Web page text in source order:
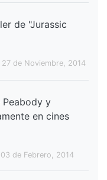
de "Jurassic
de Noviembre, 2014
Peabody y
en cines
de Febrero, 2014